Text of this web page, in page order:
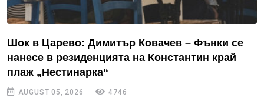
Шок в Царево: Димитър Ковачев – Фънки се
нанесе в резиденцията на Константин край
плаж „Нестинарка“
AUGUST 05, 2026 4746